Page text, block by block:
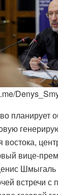
планирует
востока,
вице-
Шмыгаль
встречи с